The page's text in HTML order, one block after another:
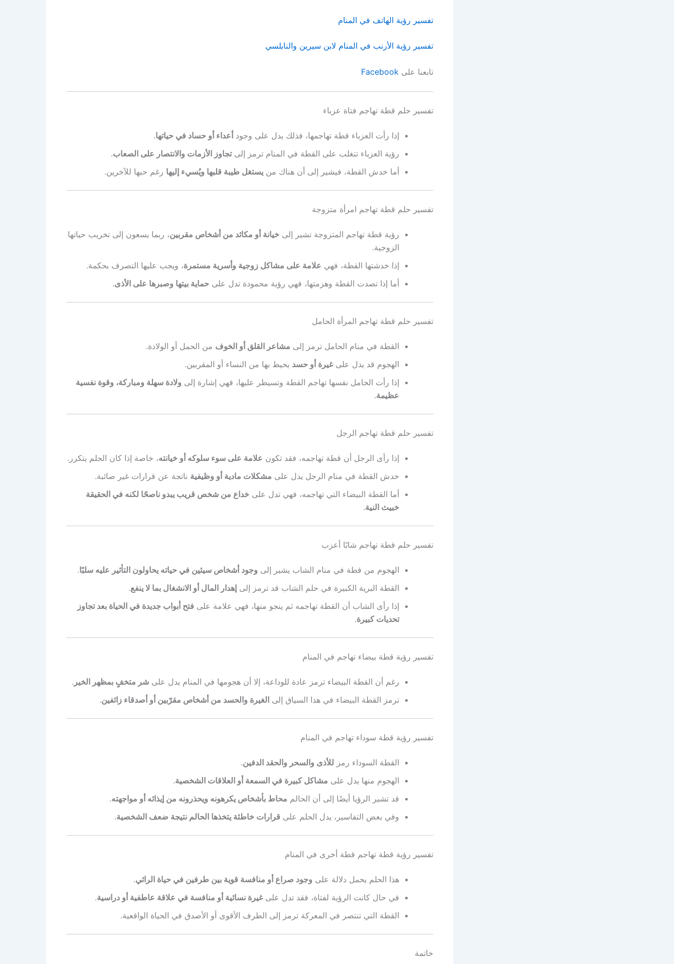
تفسير رؤية الهاتف في المنام
تفسير رؤية الأرنب في المنام لابن سيرين والنابلسي
تابعنا على Facebook
تفسير حلم قطة تهاجم فتاة عزباء
إذا رأت العزباء قطة تهاجمها، فذلك يدل على وجود أعداء أو حساد في حياتها.
رؤية العزباء تتغلب على القطة في المنام ترمز إلىتجاوز الأزمات والانتصار على الصعاب.
أما خدش القطة، فيشير إلى أن هناك من يستغل طيبة قلبها ويُسيء إليها رغم حبها للآخرين.
تفسير حلم قطة تهاجم امرأة متزوجة
رؤية قطة تهاجم المتزوجة تشير إلى خيانة أو مكائد من أشخاص مقربين، ربما يسعون إلى تخريب حياتها
الزوجية.
إذا خدشتها القطة، فهي علامة على مشاكل زوجية وأسرية مستمرة، ويجب عليها التصرف بحكمة.
أما إذا تصدت القطة وهزمتها، فهي رؤية محمودة تدل على حماية بيتها وصبرها على الأذى.
تفسير حلم قطة تهاجم المرأة الحامل
القطة في منام الحامل ترمز إلى مشاعر القلق أو الخوف من الحمل أو الولادة.
الهجوم قد يدل علىغيرة أو حسد يحيط بها من النساء أو المقربين.
إذا رأت الحامل نفسها تهاجم القطة وتسيطر عليها، فهي إشارة إلى ولادة سهلة ومباركة، وقوة نفسية
عظيمة.
تفسير حلم قطة تهاجم الرجل
إذا رأى الرجل أن قطة تهاجمه، فقد تكون علامة على سوء سلوكه أو خيانته، خاصة إذا كان الحلم يتكرر.
خدش القطة في منام الرجل يدل على مشكلات مادية أو وظيفية ناتجة عن قرارات غير صائبة.
أما القطة البيضاء التي تهاجمه، فهي تدل على خداع من شخص قريب يبدو ناصحًا لكنه في الحقيقة
خبيث النية.
تفسير حلم قطة تهاجم شابًا أعزب
الهجوم من قطة في منام الشاب يشير إلى وجود أشخاص سيئين في حياته يحاولون التأثير عليه سلبًا.
القطة البرية الكبيرة في حلم الشاب قد ترمز إلى إهدار المال أو الانشغال بما لا ينفع.
إذا رأى الشاب أن القطة تهاجمه ثم ينجو منها، فهي علامة على فتح أبواب جديدة في الحياة بعد تجاوز
تحديات كبيرة.
تفسير رؤية قطة بيضاء تهاجم في المنام
رغم أن القطة البيضاء ترمز عادة للوداعة، إلا أن هجومها في المنام يدل على شر متخفٍ بمظهر الخير .
ترمز القطة البيضاء في هذا السياق إلى الغيرة والحسد من أشخاص مقرّبين أو أصدقاء زائفين.
تفسير رؤية قطة سوداء تهاجم في المنام
القطة السوداء رمز للأذى والسحر والحقد الدفين.
الهجوم منها يدل على مشاكل كبيرة في السمعة أو العلاقات الشخصية.
قد تشير الرؤيا أيضًا إلى أن الحالم محاط بأشخاص يكرهونه ويحذرونه من إيذائه أو مواجهته.
وفي بعض التفاسير، يدل الحلم على قرارات خاطئة يتخذها الحالم نتيجة ضعف الشخصية.
تفسير رؤية قطة تهاجم قطة أخرى في المنام
هذا الحلم يحمل دلالة على وجود صراع أو منافسة قوية بين طرفين في حياة الرائي.
في حال كانت الرؤية لفتاة، فقد تدل علىغيرة نسائية أو منافسة في علاقة عاطفية أو دراسية.
القطة التي تنتصر في المعركة ترمز إلى الطرف الأقوى أو الأصدق في الحياة الواقعية.
خاتمة